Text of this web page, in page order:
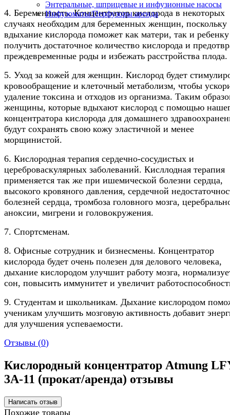
Энтеральные, шприцевые и инфузионные насосы
Инфузоматы/Перфузоры аренда
4. Беременность. Концентратор кислорода в некоторых
случаях необходим для беременных женщин, поскольку
вдыхание кислорода поможет как матери, так и ребенку
получить достаточное количество кислорода и
преждевременные роды и избежать расстройства плода.
5. Уход за кожей для женщин. Кислород будет
кровообращение и клеточный метаболизм, чтобы
удаление токсина и отходов из организма. Таким
женщины, которые вдыхают кислород с помощью
концентратора кислорода для домашнего
будут сохранять свою кожу эластичной и менее
морщинистой.
6. Кислородная терапия сердечно-сосудистых и
цереброваскулярных заболеваний. Кисллодная терапия
применяется так же при ишемической болезни сердца,
высокого кровяного давления, сердечной
болезней сердца, тромбоза головного мозга,
аноксии, мигрени и головокружения.
7. Спортсменам.
8. Офисные сотрудник и бизнесмены. Концентратор
кислорода будет очень полезен для делового человека,
дыхание кислородом улучшит работу мозга,
сон, повысить иммунитет и увеличит
9. Студентам и школьникам. Дыхание кислородом
ученикам улучшить мозговую активность добавит
для улучшения успеваемости.
Отзывы (0)
Кислородный концентратор Atmung
3A-11 (прокат/аренда) отзывы
Похожие товары